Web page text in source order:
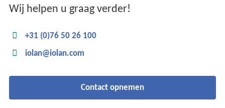
Wij helpen u graag verder!
+31 (0)76 50 26 100
iolan@iolan.com
Contact opnemen